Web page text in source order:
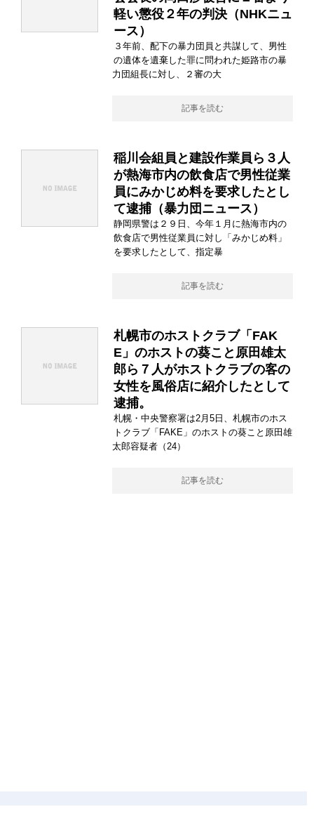
軽い懲役２年の判決（NHKニュ
ース）
３年前、配下の暴力団員と共謀して、男性
の遺体を遺棄した罪に問われた姫路市の暴
力団組長に対し、２審の大
記事を読む
稲川会組員と建設作業員ら３人
が熱海市内の飲食店で男性従業
員にみかじめ料を要求したとし
て逮捕（暴力団ニュース）
静岡県警は２９日、今年１月に熱海市内の
飲食店で男性従業員に対し「みかじめ料」
を要求したとして、指定暴
記事を読む
札幌市のホストクラブ「FAK
E」のホストの葵こと原田雄太
郎ら７人がホストクラブの客の
女性を風俗店に紹介したとして
逮捕。
札幌・中央警察署は2月5日、札幌市のホス
トクラブ「FAKE」のホストの葵こと原田雄
太郎容疑者（24）
記事を読む